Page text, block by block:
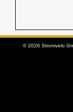
© 2026 Stromvelo